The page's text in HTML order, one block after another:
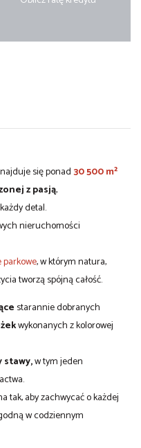
się ponad30 500 m²
z pasją,
detal.
nieruchomości
parkowe, w którym natura,
tworzą spójną całość.
starannie dobranych
wykonanych z kolorowej
stawy,w tym jeden
tak, aby zachwycać o każdej
w codziennym